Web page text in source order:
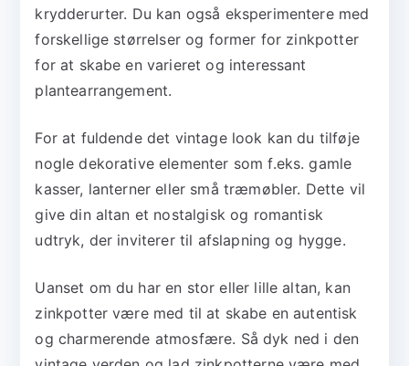
krydderurter. Du kan også eksperimentere med
forskellige størrelser og former for zinkpotter
for at skabe en varieret og interessant
plantearrangement.
For at fuldende det vintage look kan du tilføje
nogle dekorative elementer som f.eks. gamle
kasser, lanterner eller små træmøbler. Dette vil
give din altan et nostalgisk og romantisk
udtryk, der inviterer til afslapning og hygge.
Uanset om du har en stor eller lille altan, kan
zinkpotter være med til at skabe en autentisk
og charmerende atmosfære. Så dyk ned i den